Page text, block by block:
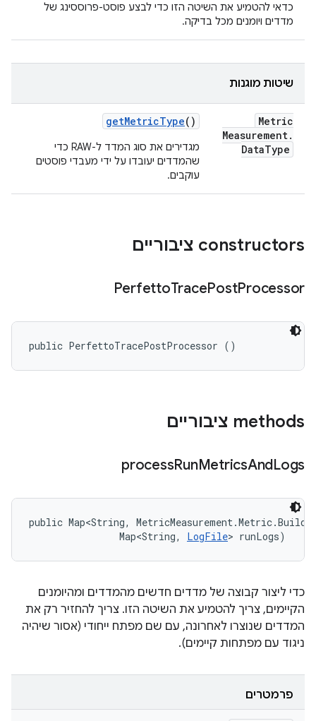
כדאי להטמיע את השיטה הזו כדי לבצע פוסט-פרוססינג של
מדדים ויומנים מכל בדיקה.
שיטות מוגנות
Metric
Measurement.
DataType
getMetricType()
מגדירים את סוג המדד ל-RAW כדי
שהמדדים יעובדו על ידי מעבדי פוסטים
עוקבים.
‫constructors ציבוריים
PerfettoTracePostProcessor
public PerfettoTracePostProcessor ()
‫methods ציבוריים
processRunMetricsAndLogs
public Map<String,
                Map<String,
LogFile> runLogs)
כדי ליצור קבוצה של מדדים חדשים מהמדדים ומהיומנים
הקיימים, צריך להטמיע את השיטה הזו. צריך להחזיר רק את
המדדים שנוצרו לאחרונה, עם שם מפתח ייחודי (אסור שיהיה
ניגוד עם מפתחות קיימים).
פרמטרים